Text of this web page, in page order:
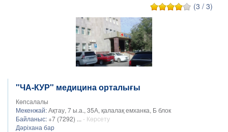
(3 / 3)
"ЧА-КУР" медицина орталығы
Көпсалалы
Мекенжай:Ақтау, 7 ы.а., 35А, қалалақ емханка, Б блок
Байланыс: +7 (7292) ... - Көрсету
Дәріхана бар